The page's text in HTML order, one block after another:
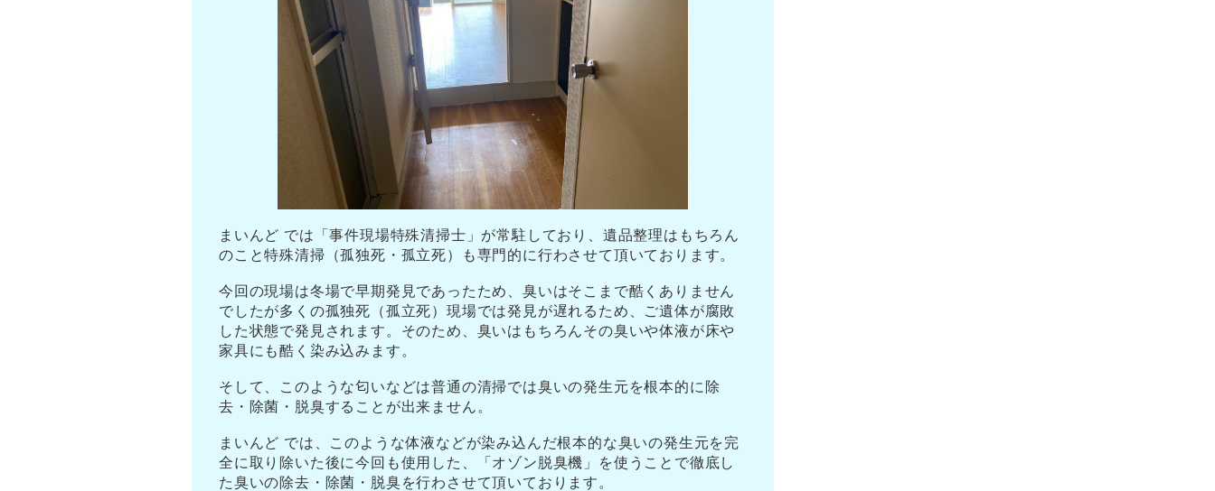
まいんど では「事件現場特殊清掃士」が常駐しており、遺品整理はもちろん
のこと特殊清掃（孤独死・孤立死）も専門的に行わさせて頂いております。
今回の現場は冬場で早期発見であったため、臭いはそこまで酷くありません
でしたが多くの孤独死（孤立死）現場では発見が遅れるため、ご遺体が腐敗
した状態で発見されます。そのため、臭いはもちろんその臭いや体液が床や
家具にも酷く染み込みます。
そして、このような匂いなどは普通の清掃では臭いの発生元を根本的に除
去・除菌・脱臭することが出来ません。
まいんど では、このような体液などが染み込んだ根本的な臭いの発生元を完
全に取り除いた後に今回も使用した、「オゾン脱臭機」を使うことで徹底し
た臭いの除去・除菌・脱臭を行わさせて頂いております。